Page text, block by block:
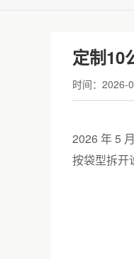
定制10
时间：2026-
2026 年 5
按袋型拆开